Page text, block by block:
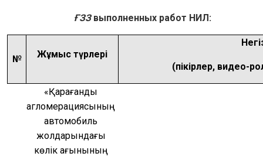
ҒЗЗвыполненных работ НИЛ:
№ Жұмыс түрлері
(пікірлер, видео-
«Қарағанды
агломерациясының
автомобиль
жолдарындағы
көлік ағынының